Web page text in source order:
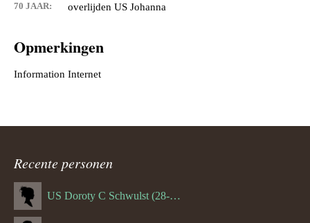
70 JAAR: overlijden US Johanna
Opmerkingen
Recente personen
US Doroty C Schwulst (28-12-1919)